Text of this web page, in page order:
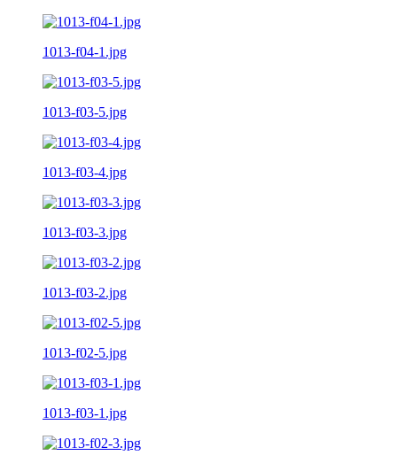
1013-f04-1.jpg
1013-f03-5.jpg
1013-f03-4.jpg
1013-f03-3.jpg
1013-f03-2.jpg
1013-f02-5.jpg
1013-f03-1.jpg